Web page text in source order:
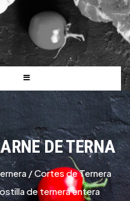
DE TERNA
/Cortes de Ternera
de ternera entera